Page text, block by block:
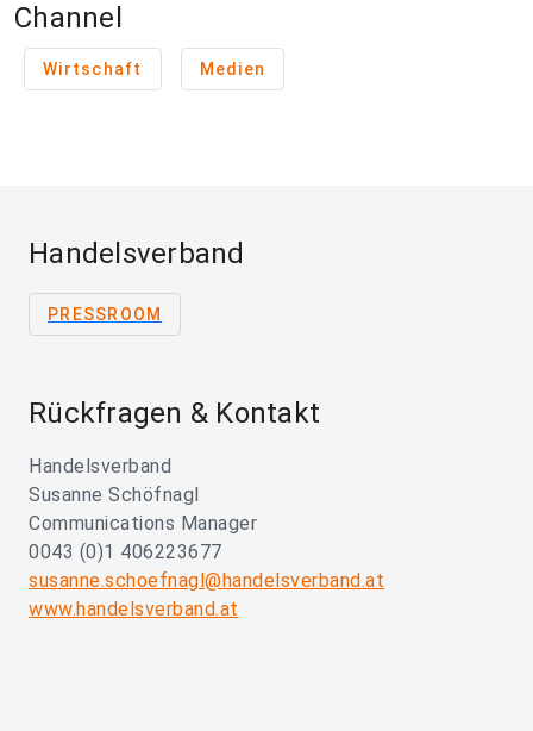
Channel
Wirtschaft Medien
Handelsverband
PRESSROOM
Rückfragen & Kontakt
Handelsverband
Susanne Schöfnagl
Communications Manager
0043 (0)1 406223677
susanne.schoefnagl@handelsverband.at
www.handelsverband.at